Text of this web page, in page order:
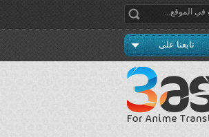
تابعنا على